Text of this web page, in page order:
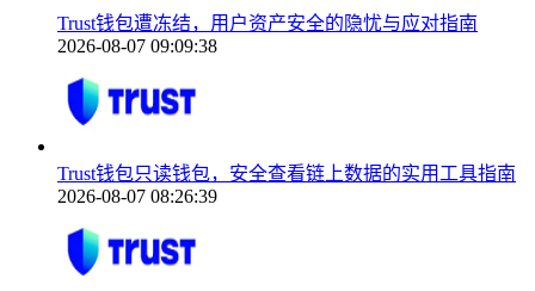
Trust钱包遭冻结，用户资产安全的隐忧与应对指南
2026-08-07 09:09:38
Trust钱包只读钱包，安全查看链上数据的实用工具指南
2026-08-07 08:26:39